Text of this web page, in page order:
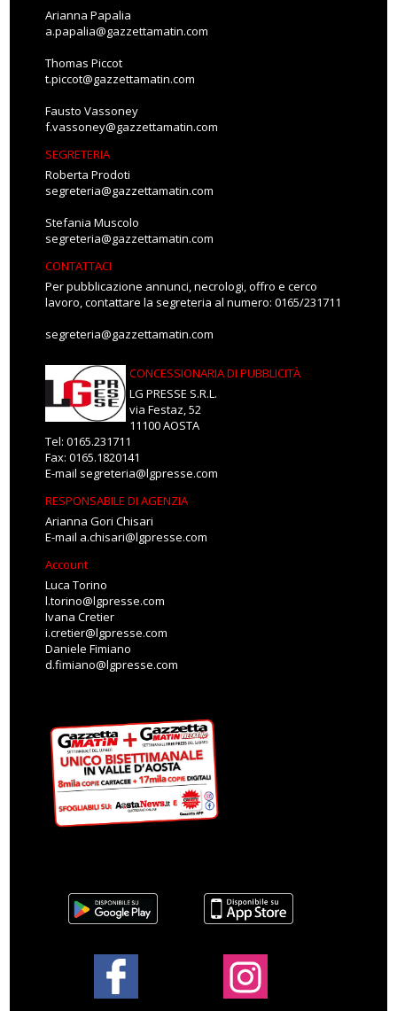
Arianna Papalia
a.papalia@gazzettamatin.com
Thomas Piccot
t.piccot@gazzettamatin.com
Fausto Vassoney
f.vassoney@gazzettamatin.com
SEGRETERIA
Roberta Prodoti
segreteria@gazzettamatin.com
Stefania Muscolo
segreteria@gazzettamatin.com
CONTATTACI
Per pubblicazione annunci, necrologi, offro e cerco
lavoro, contattare la segreteria al numero: 0165/231711
segreteria@gazzettamatin.com
CONCESSIONARIA DI PUBBLICITÀ
LG PRESSE S.R.L.
via Festaz, 52
11100 AOSTA
Tel: 0165.231711
Fax: 0165.1820141
E-mail segreteria@lgpresse.com
RESPONSABILE DI AGENZIA
Arianna Gori Chisari
E-mail a.chisari@lgpresse.com
Account
Luca Torino
l.torino@lgpresse.com
Ivana Cretier
i.cretier@lgpresse.com
Daniele Fimiano
d.fimiano@lgpresse.com